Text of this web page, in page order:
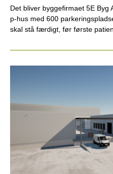
Det bliver byggefirmaet 5E
p-hus med 600
skal stå færdigt, før første